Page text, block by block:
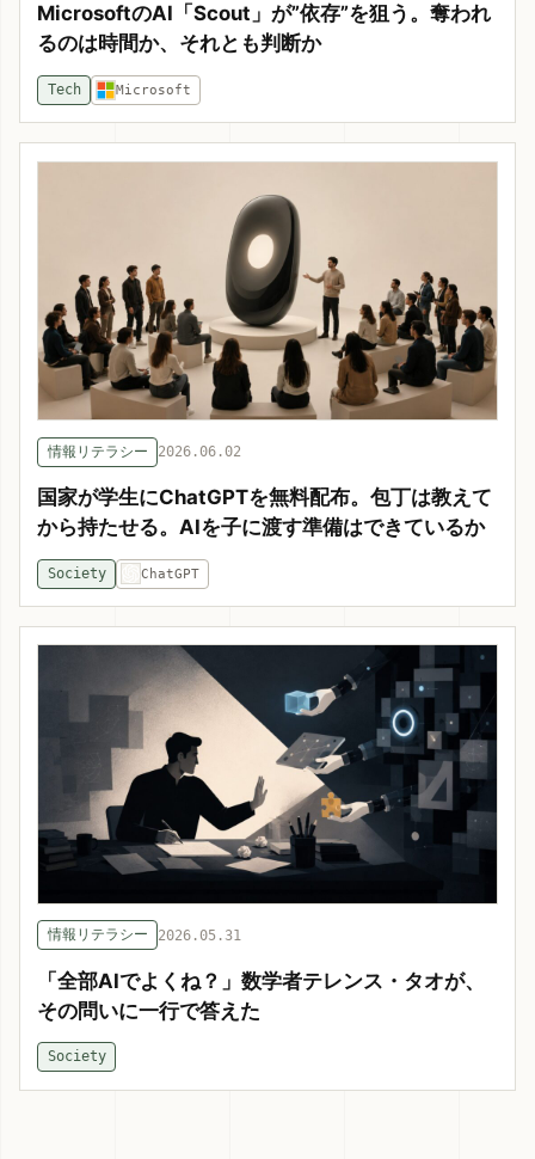
MicrosoftのAI「Scout」が”依存”を狙う。奪われ
るのは時間か、それとも判断か
Tech Microsoft
情報リテラシー 2026.06.02
国家が学生にChatGPTを無料配布。包丁は教えて
から持たせる。AIを子に渡す準備はできているか
Society ChatGPT
情報リテラシー 2026.05.31
「全部AIでよくね？」数学者テレンス・タオが、
その問いに一行で答えた
Society